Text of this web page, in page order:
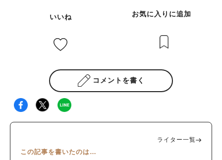
いいね お気に入りに追加
コメントを書く
ライター一覧
この記事を書いたのは…